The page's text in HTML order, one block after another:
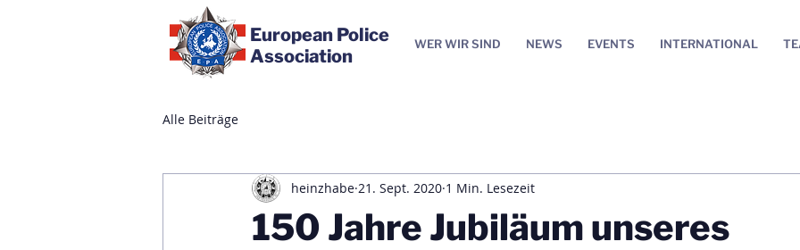
European Police
Association
WER WIR SIND NEWS EVENTS INTERNATIONAL
Alle Beiträge
150 Jahre Jubiläum unseres
heinzhabe 21. Sept. 2020 1 Min. Lesezeit